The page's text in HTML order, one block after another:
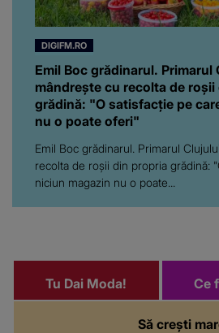
DIGIFM.RO
Emil Boc grădinarul. Primarul
mândrește cu recolta de
grădină: "O satisfacție pe
nu o poate oferi"
Emil Boc grădinarul. Primarul
recolta de roșii din propria grădină:
niciun magazin nu o poate...
Să crești
Tu Dai Moda! Ce